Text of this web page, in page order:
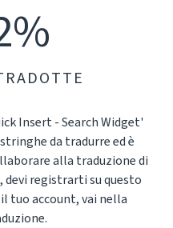
Insert - Search Widget'
stringhe da tradurre ed è
alla traduzione di
devi registrarti su questo
tuo account, vai nella